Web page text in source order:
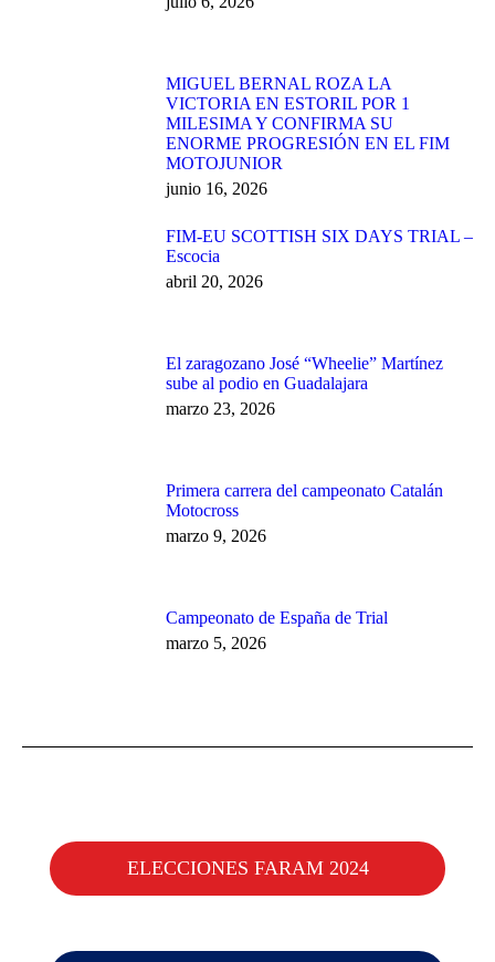
MIGUEL BERNAL ROZA LA
VICTORIA EN ESTORIL POR 1
MILESIMA Y CONFIRMA SU
ENORME PROGRESIÓN EN EL FIM
MOTOJUNIOR
junio 16, 2026
FIM-EU SCOTTISH SIX DAYS TRIAL –
Escocia
abril 20, 2026
El zaragozano José “Wheelie” Martínez
sube al podio en Guadalajara
marzo 23, 2026
Primera carrera del campeonato Catalán
Motocross
marzo 9, 2026
Campeonato de España de Trial
marzo 5, 2026
ELECCIONES FARAM 2024